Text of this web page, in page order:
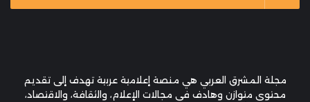
مجلة المشرق العربي هي منصة إعلامية عربية تهدف إلى تقديم
محتوى متوازن وهادف في مجالات الإعلام، والثقافة، والاقتصاد،